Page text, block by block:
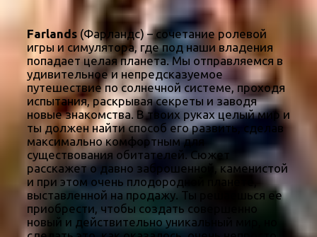
Farlands (Фарландс) – сочетание ролевой
игры и симулятора, где под наши владения
попадает целая планета. Мы отправляемся в
удивительное и непредсказуемое
путешествие по солнечной системе, проходя
испытания, раскрывая секреты и заводя
новые знакомства. В твоих руках целый мир и
ты должен найти способ его развить, сделав
максимально комфортным для
существования обитателей. Сюжет
расскажет о давно заброшенной, каменистой
и при этом очень плодородной планете,
выставленной на продажу. Ты решаешься ее
приобрести, чтобы создать совершенно
новый и действительно уникальный мир, но